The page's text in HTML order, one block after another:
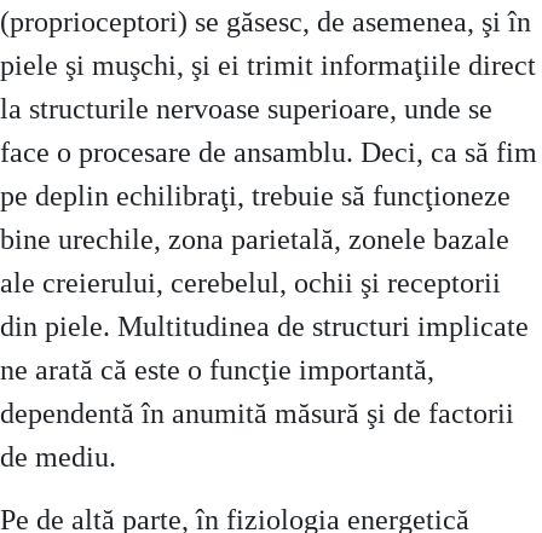
(proprioceptori) se găsesc, de asemenea, şi în
piele şi muşchi, şi ei trimit informaţiile direct
la structurile nervoase superioare, unde se
face o procesare de ansamblu. Deci, ca să fim
pe deplin echilibraţi, trebuie să funcţioneze
bine urechile, zona parietală, zonele bazale
ale creierului, cerebelul, ochii şi receptorii
din piele. Multitudinea de structuri implicate
ne arată că este o funcţie importantă,
dependentă în anumită măsură şi de factorii
de mediu.
Pe de altă parte, în fiziologia energetică